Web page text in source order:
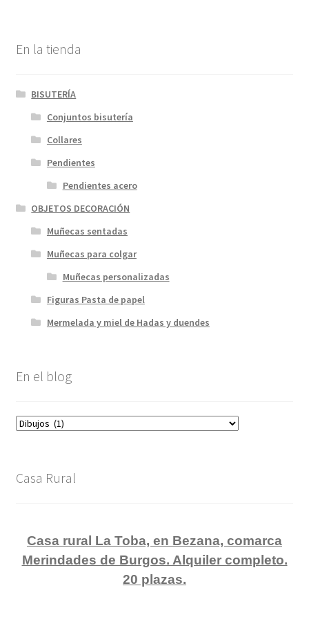
En la tienda
BISUTERÍA
Conjuntos bisutería
Collares
Pendientes
Pendientes acero
OBJETOS DECORACIÓN
Muñecas sentadas
Muñecas para colgar
Muñecas personalizadas
Figuras Pasta de papel
Mermelada y miel de Hadas y duendes
En el blog
En
Casa Rural
Casa rural La Toba, en Bezana, comarca
Merindades de Burgos. Alquiler completo.
20 plazas.